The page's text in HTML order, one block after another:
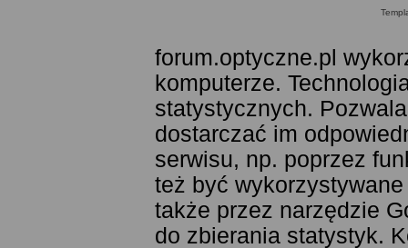
forum.optyczne.pl
komputerze.
statystycznych.
dostarczać im
serwisu, np. poprzez
też być
także przez narzędzie
do zbierania statystyk.